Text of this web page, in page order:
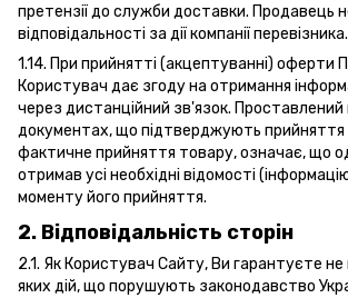
претензії до служби доставки. Продавець
відповідальності за дії компанії перевізника.
1.14. При прийнятті (акцептуванні) оферти
Користувач дає згоду на отримання
через дистанційний зв'язок. Проставлений
документах, що підтверджують
фактичне прийняття товару, означає, що
отримав усі необхідні відомості
моменту його прийняття.
2. Відповідальність сторін
2.1. Як Користувач Сайту, Ви гарантуєте
яких дій, що порушують законодавство